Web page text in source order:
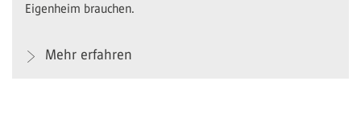
Eigenheim brauchen.
Mehr erfahren